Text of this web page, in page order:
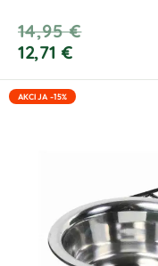
14,95€
12,71 €
AKCIJA -15%